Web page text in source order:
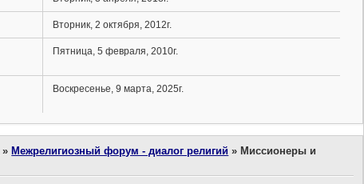
Вторник, 2 октября, 2012г.
Пятница, 5 февраля, 2010г.
Воскресенье, 9 марта, 2025г.
» Межрелигиозный форум - диалог религий » Миссионеры и